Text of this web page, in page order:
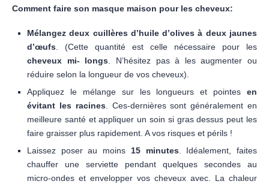
Comment faire son masque maison pour les cheveux:
Mélangez deux cuillères d’huile d’olives à deux jaunes
d’œufs. (Cette quantité est celle nécessaire pour les
cheveux mi- longs. N’hésitez pas à les augmenter ou
réduire selon la longueur de vos cheveux).
Appliquez le mélange sur les longueurs et pointes en
évitant les racines. Ces-dernières sont généralement en
meilleure santé et appliquer un soin si gras dessus peut les
faire graisser plus rapidement. A vos risques et périls !
Laissez poser au moins 15 minutes. Idéalement, faites
chauffer une serviette pendant quelques secondes au
micro-ondes et envelopper vos cheveux avec. La chaleur